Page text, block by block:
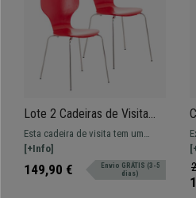
Lote 2 Cadeiras de Visita
CARVALHO, Estrutura
Metálica, Empilháveis, Em
Esta cadeira de visita tem um
design moderno, fabrico de
qualidade, versatilidade e
comodidade.
[+Info]
149,90 €
Envio GRÁTIS (3-5
dias)